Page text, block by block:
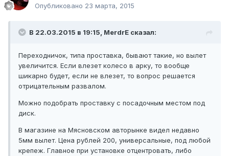
Опубликовано 23 марта, 2015
В 22.03.2015 в 19:15, MerdrE сказал:
Переходничок, типа проставка, бывают такие, но вылет
увеличится. Если влезет колесо в арку, то вообще
шикарно будет, если не влезет, то вопрос решается
отрицательным развалом.
Можно подобрать проставку с посадочным местом под
диск.
В магазине на Мясновском авторынке видел недавно
5мм вылет. Цена рублей 200, универсальные, под любой
крепеж. Главное при установке отцентровать, либо